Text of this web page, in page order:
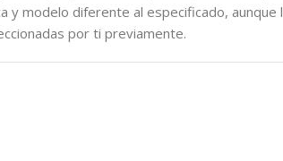
y modelo diferente al especificado, aunque
por ti previamente.